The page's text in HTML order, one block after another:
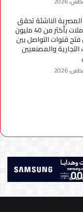
Venduo المصرية الناشئة تحقق
حجم تعاملات بأكثر من 40 مليون
قنوات التواصل بين
التجارية والمصنعيين